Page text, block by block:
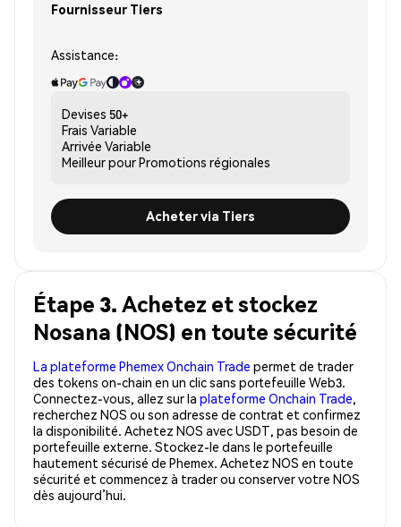
Fournisseur Tiers
Assistance:
Devises 50+
Frais Variable
Arrivée Variable
Meilleur pourPromotions régionales
Acheter via Tiers
Étape 3. Achetez et stockez
Nosana (NOS) en toute sécurité
La plateforme Phemex Onchain Trade permet de trader
des tokens on-chain en un clic sans portefeuille Web3.
Connectez-vous, allez sur la plateforme Onchain Trade,
recherchez NOS ou son adresse de contrat et confirmez
la disponibilité. Achetez NOS avec USDT, pas besoin de
portefeuille externe. Stockez-le dans le portefeuille
hautement sécurisé de Phemex. Achetez NOS en toute
sécurité et commencez à trader ou conserver votre NOS
dès aujourd’hui.